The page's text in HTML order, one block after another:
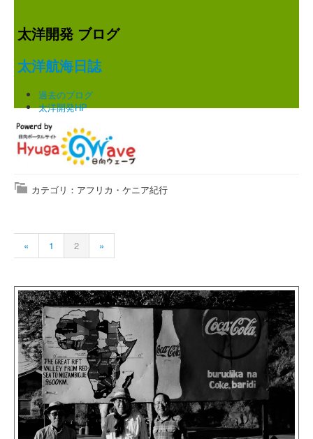
太洋開発 ブログ
太洋航海日誌
過去のブログ
太洋開発HP
カテゴリ：アフリカ・ケニア紀行
« 1 2 »